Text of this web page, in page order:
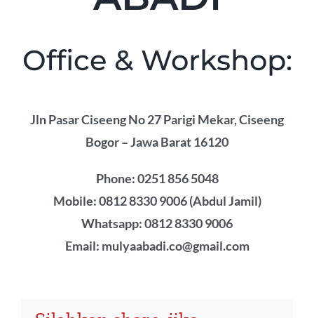
Office & Workshop:
Jln Pasar Ciseeng No 27 Parigi Mekar, Ciseeng
Bogor – Jawa Barat 16120
Phone: 0251 856 5048
Mobile: 0812 8330 9006 (Abdul Jamil)
Whatsapp: 0812 8330 9006
Email: mulyaabadi.co@gmail.com